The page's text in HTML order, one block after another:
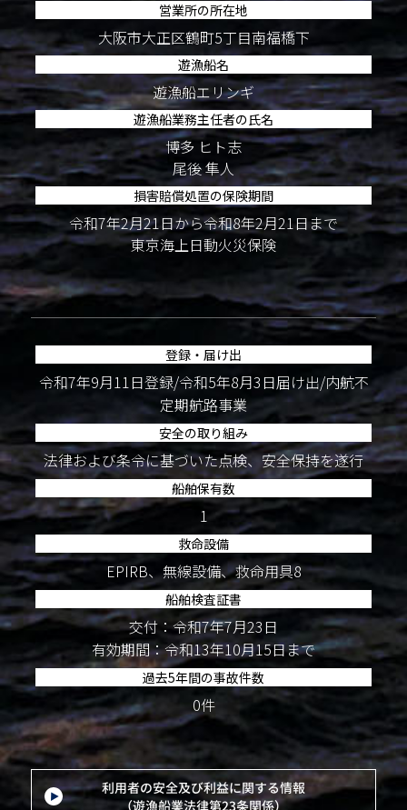
営業所の所在地
大阪市大正区鶴町5丁目南福橋下
遊漁船名
遊漁船エリンギ
遊漁船業務主任者の氏名
博多 ヒト志
尾後 隼人
損害賠償処置の保険期間
令和7年2月21日から令和8年2月21日まで
東京海上日動火災保険
登録・届け出
令和7年9月11日登録/令和5年8月3日届け出/内航不
定期航路事業
安全の取り組み
法律および条令に基づいた点検、安全保持を遂行
船舶保有数
1
救命設備
EPIRB、無線設備、救命用具8
船舶検査証書
交付：令和7年7月23日
有効期間：令和13年10月15日まで
過去5年間の事故件数
0件